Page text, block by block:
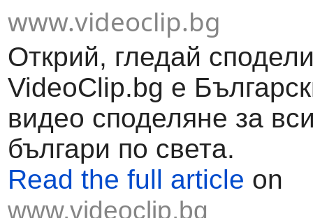
www.videoclip.bg
Открий, гледай
VideoClip.bg е
видео споделяне за
българи по света.
Read the full article on
www.videoclip.bg